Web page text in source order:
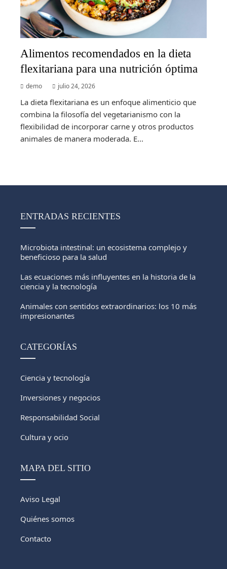
Alimentos recomendados en la dieta
flexitariana para una nutrición óptima
demo julio 24, 2026
La dieta flexitariana es un enfoque alimenticio que
combina la filosofía del vegetarianismo con la
flexibilidad de incorporar carne y otros productos
animales de manera moderada. E...
ENTRADAS RECIENTES
Microbiota intestinal: un ecosistema complejo y
beneficioso para la salud
Las ecuaciones más influyentes en la historia de la
ciencia y la tecnología
Animales con sentidos extraordinarios: los 10 más
impresionantes
CATEGORÍAS
Ciencia y tecnología
Inversiones y negocios
Responsabilidad Social
Cultura y ocio
MAPA DEL SITIO
Aviso Legal
Quiénes somos
Contacto